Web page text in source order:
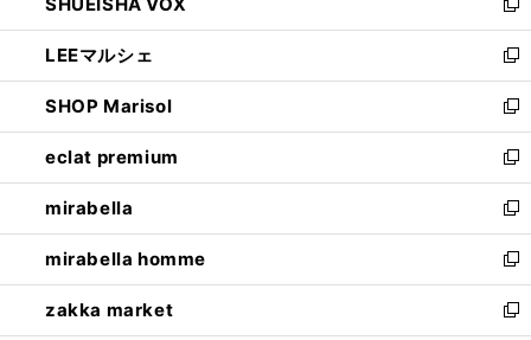
で
開
く
ド
ウ
で
開
く
ィ
ン
ド
ウ
で
開
く
い
ウ
ィ
ン
ド
ウ
で
開
く
新
し
い
ウ
ィ
ン
ド
ウ
で
開
く
LEEマルシェ
新
し
い
ウ
ィ
ン
ド
ウ
で
開
く
SHOP Marisol
新
し
い
ウ
ィ
ン
ド
ウ
で
開
eclat premium
新
し
い
ウ
ィ
ン
ド
mirabella
新
し
い
ウ
ィ
mirabella homme
新
し
い
zakka market
新